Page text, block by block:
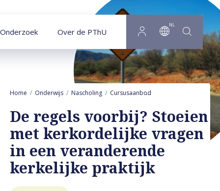
Onderzoek Over de PThU
NL
Home Onderwijs Nascholing Cursusaanbod De regels voorbij?
De regels voorbij? Stoeien
met kerkordelijke vragen
in een veranderende
kerkelijke praktijk